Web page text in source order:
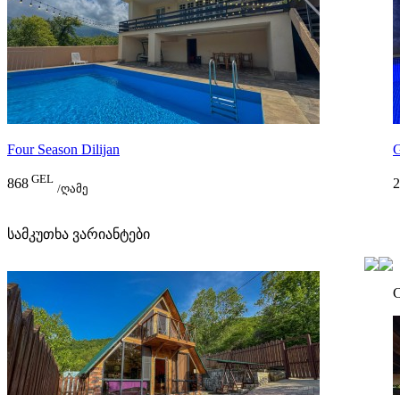
Four Season Dilijan
868 GEL
/ღამე
სამკუთხა ვარიანტები